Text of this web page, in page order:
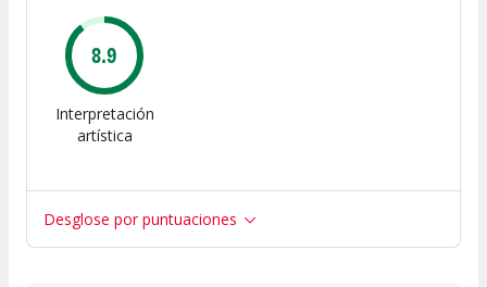
8.9
Interpretación
artística
Desglose por puntuaciones